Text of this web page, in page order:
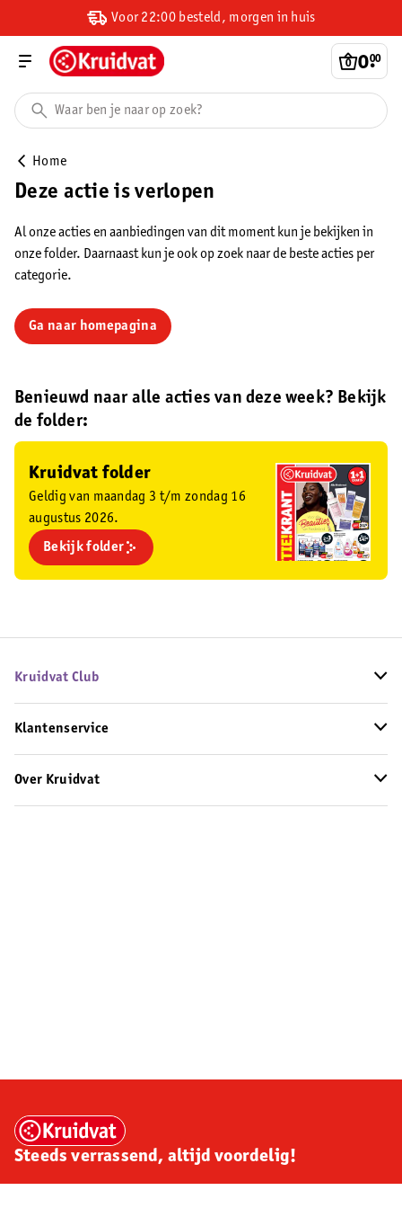
Voor 22:00 besteld, morgen in huis
0.
00
Home
Deze actie is verlopen
Al onze acties en aanbiedingen van dit moment kun je bekijken in
onze folder. Daarnaast kun je ook op zoek naar de beste acties per
categorie.
Ga naar homepagina
Benieuwd naar alle acties van deze week? Bekijk
de folder:
Kruidvat folder
Geldig van maandag 3 t/m zondag 16
augustus 2026.
Bekijk folder
Kruidvat Club
Klantenservice
Over Kruidvat
Steeds verrassend, altijd voordelig!